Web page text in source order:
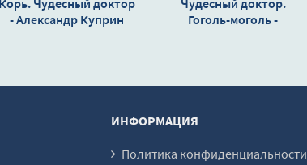
- Александр Куприн
Гоголь-моголь -
ИНФОРМАЦИЯ
Политика конфиденциальности